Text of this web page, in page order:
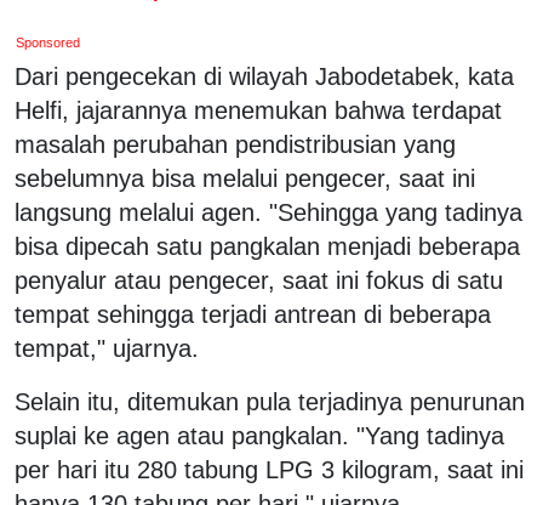
Sponsored
Dari pengecekan di wilayah Jabodetabek, kata
Helfi, jajarannya menemukan bahwa terdapat
masalah perubahan pendistribusian yang
sebelumnya bisa melalui pengecer, saat ini
langsung melalui agen. "Sehingga yang tadinya
bisa dipecah satu pangkalan menjadi beberapa
penyalur atau pengecer, saat ini fokus di satu
tempat sehingga terjadi antrean di beberapa
tempat," ujarnya.
Selain itu, ditemukan pula terjadinya penurunan
suplai ke agen atau pangkalan. "Yang tadinya
per hari itu 280 tabung LPG 3 kilogram, saat ini